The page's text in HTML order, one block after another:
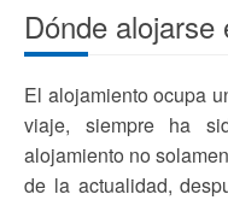
Dónde alojarse
El alojamiento ocupa
viaje, siempre ha
alojamiento no
de la actualidad,